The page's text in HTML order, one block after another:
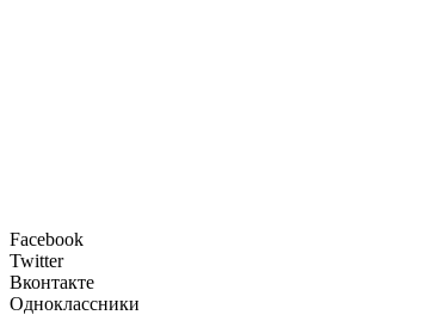
Facebook
Twitter
Вконтакте
Одноклассники